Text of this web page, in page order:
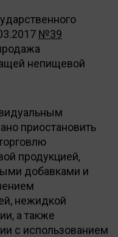
№39
непищевой
приостановить
продукцией,
добавками и
нежидкой
а также
с использованием